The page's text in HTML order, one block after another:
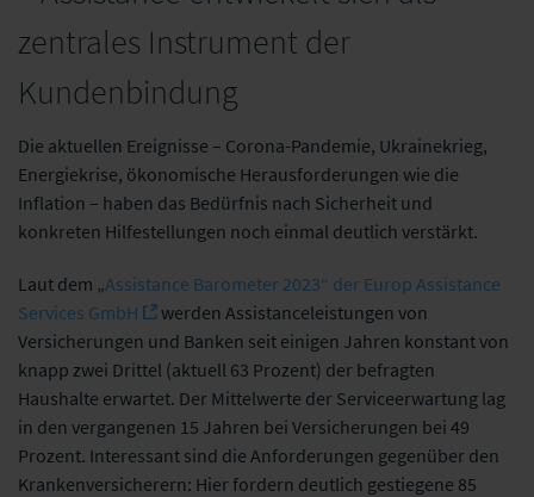
zentrales Instrument der
Kundenbindung
Die aktuellen Ereignisse – Corona-Pandemie, Ukrainekrieg,
Energiekrise, ökonomische Herausforderungen wie die
Inflation – haben das Bedürfnis nach Sicherheit und
konkreten Hilfestellungen noch einmal deutlich verstärkt.
Laut dem „Assistance Barometer 2023“ der Europ Assistance
Services GmbH
werden Assistanceleistungen von
Versicherungen und Banken seit einigen Jahren konstant von
knapp zwei Drittel (aktuell 63 Prozent) der befragten
Haushalte erwartet. Der Mittelwerte der Serviceerwartung lag
in den vergangenen 15 Jahren bei Versicherungen bei 49
Prozent. Interessant sind die Anforderungen gegenüber den
Krankenversicherern: Hier fordern deutlich gestiegene 85